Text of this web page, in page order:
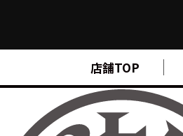
店舗TOP
FIND A GYM 店舗
ABOUTゴールドジム
SUPPORT トレーニ